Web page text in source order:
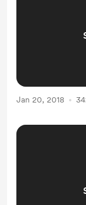
Jan 20, 2018